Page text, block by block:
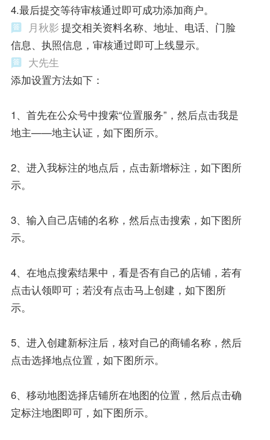
4.最后提交等待审核通过即可成功添加商户。
月秋影 提交相关资料名称、地址、电话、门脸
信息、执照信息，审核通过即可上线显示。
大先生
添加设置方法如下：
1、首先在公众号中搜索“位置服务”，然后点击我是
地主——地主认证，如下图所示。
2、进入我标注的地点后，点击新增标注，如下图所
示。
3、输入自己店铺的名称，然后点击搜索，如下图所
示。
4、在地点搜索结果中，看是否有自己的店铺，若有
点击认领即可；若没有点击马上创建，如下图所
示。
5、进入创建新标注后，核对自己的商铺名称，然后
点击选择地点位置，如下图所示。
6、移动地图选择店铺所在地图的位置，然后点击确
定标注地图即可，如下图所示。